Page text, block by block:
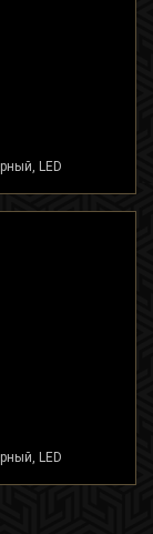
LED
LED